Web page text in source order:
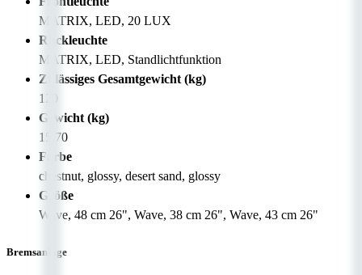
MATRIX, LED, 20 LUX
Rückleuchte
MATRIX, LED, Standlichtfunktion
Zulässiges Gesamtgewicht (kg)
120
Gewicht (kg)
15,70
Farbe
chestnut, glossy, desert sand, glossy
Größe
Wave, 48 cm 26", Wave, 38 cm 26", Wave, 43 cm 26"
Bremsanlage